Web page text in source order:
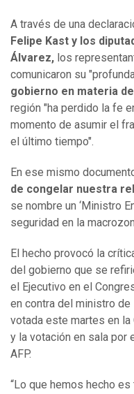
A través de una
Felipe Kast y los
Álvarez, los
comunicaron su
gobierno en materia
región "ha perdido la fe
momento de asumir el
el último tiempo".
En ese mismo
de congelar nuestra
se nombre un ‘Ministro
seguridad en la
El hecho provocó la
del gobierno que se
el Ejecutivo en el
en contra del ministro
votada este martes en la
y la votación en sala por
AFP.
“Lo que hemos hecho